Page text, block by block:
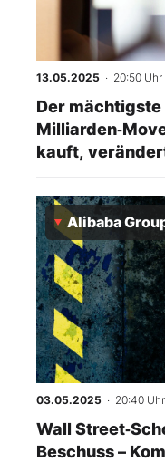
13.05.2025 · 20:50 Uhr
Der
Milliarden‑Move: Was JPMorgan
kauft,
Alibaba
03.05.2025 · 20:40 Uhr
Wall
Beschuss –